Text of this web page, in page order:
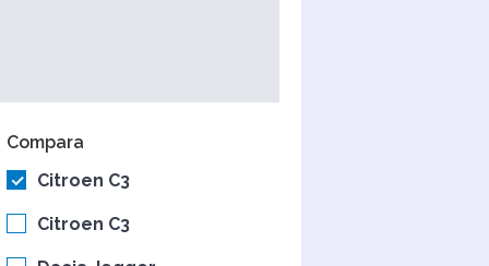
Compara
Citroen C3
Citroen C3